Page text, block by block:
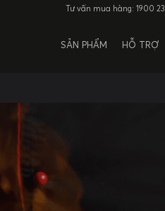
Tư vấn mua hàng:1900
SẢN PHẨM HỖ TRỢ